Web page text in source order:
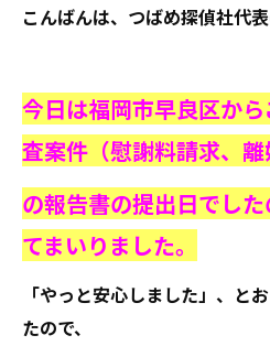
こんばんは、つばめ探偵社代表
今日は福岡市早良区か
査案件（慰謝料請求、離
の報告書の提出日でし
てまいりました。
「やっと安心しました」、と
たので、